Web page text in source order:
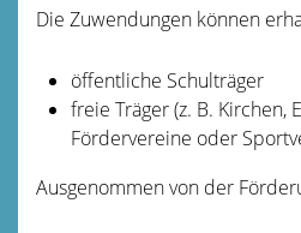
Die Zuwendungen können
öffentliche Schulträger
freie Träger (z. B. Kirchen,
Fördervereine oder
Ausgenommen von der